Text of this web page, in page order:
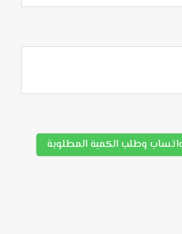
وطلب الكمية المطلوبة